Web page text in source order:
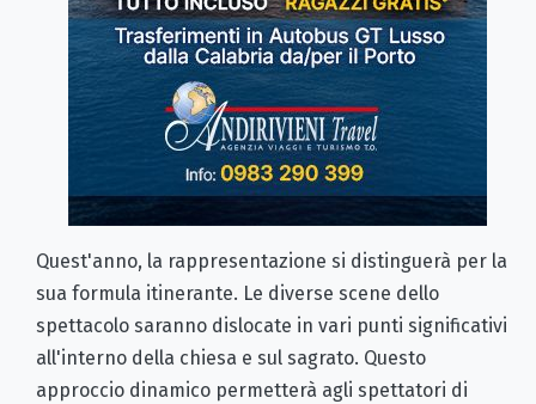
Quest'anno, la rappresentazione si distinguerà per la
sua formula itinerante. Le diverse scene dello
spettacolo saranno dislocate in vari punti significativi
all'interno della chiesa e sul sagrato. Questo
approccio dinamico permetterà agli spettatori di